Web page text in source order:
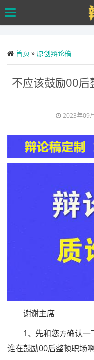
to
main
Toggle
首页 » 原创辩论稿
不应该鼓励00后
2023年09
谢谢主席
1、先和您方确认一
谁在鼓励00后整顿职场啊